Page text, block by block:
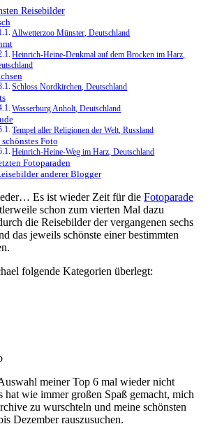
Reisebilder
Allwetterzoo Münster, Deutschland
Heinrich-Heine-Denkmal auf dem Brocken im Harz,
Schloss Nordkirchen, Deutschland
Wasserburg Anholt, Deutschland
Tempel aller Religionen der Welt, Russland
Foto
Heinrich-Heine-Weg im Harz, Deutschland
Fotoparaden
anderer Blogger
Es ist wieder Zeit für die Fotoparade
schon zum vierten Mal dazu
die Reisebilder der vergangenen sechs
das jeweils schönste einer bestimmten
folgende Kategorien überlegt:
meiner Top 6 mal wieder nicht
hat wie immer großen Spaß gemacht, mich
zu wurschteln und meine schönsten
Dezember rauszusuchen.